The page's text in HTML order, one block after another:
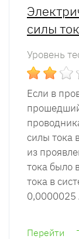
силы
Уровень
Если в
силы тока
из
тока было
тока в
0,0000025
Перейти